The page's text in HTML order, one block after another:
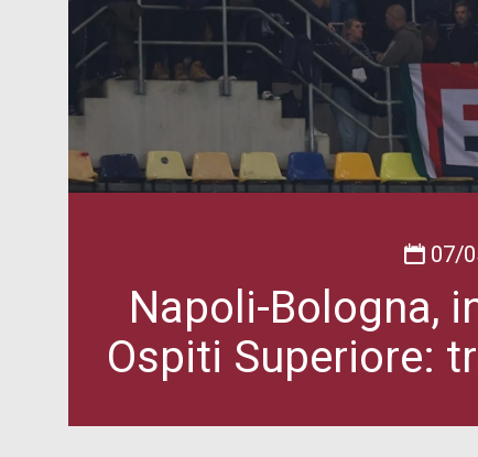
07/
Napoli-Bologna,
Ospiti Superiore: